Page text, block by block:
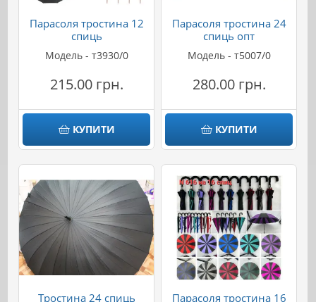
Парасоля тростина 12
спиць
Модель - т3930/0
215.00 грн.
КУПИТИ
Парасоля тростина 24
спиць опт
Модель - т5007/0
280.00 грн.
КУПИТИ
Тростина 24 спиць
Парасоля тростина 16